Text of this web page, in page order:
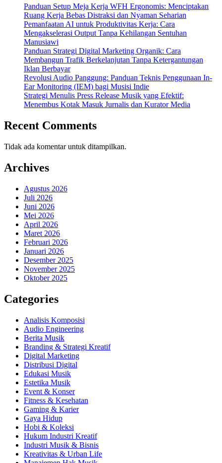
Panduan Setup Meja Kerja WFH Ergonomis: Menciptakan
Ruang Kerja Bebas Distraksi dan Nyaman Seharian
Pemanfaatan AI untuk Produktivitas Kerja: Cara
Mengakselerasi Output Tanpa Kehilangan Sentuhan
Manusiawi
Panduan Strategi Digital Marketing Organik: Cara
Membangun Trafik Berkelanjutan Tanpa Ketergantungan
Iklan Berbayar
Revolusi Audio Panggung: Panduan Teknis Penggunaan In-
Ear Monitoring (IEM) bagi Musisi Indie
Strategi Menulis Press Release Musik yang Efektif:
Menembus Kotak Masuk Jurnalis dan Kurator Media
Recent Comments
Tidak ada komentar untuk ditampilkan.
Archives
Agustus 2026
Juli 2026
Juni 2026
Mei 2026
April 2026
Maret 2026
Februari 2026
Januari 2026
Desember 2025
November 2025
Oktober 2025
Categories
Analisis Komposisi
Audio Engineering
Berita Musik
Branding & Strategi Kreatif
Digital Marketing
Distribusi Digital
Edukasi Musik
Estetika Musik
Event & Konser
Fitness & Kesehatan
Gaming & Karier
Gaya Hidup
Hobi & Koleksi
Hukum Industri Kreatif
Industri Musik & Bisnis
Kreativitas & Urban Life